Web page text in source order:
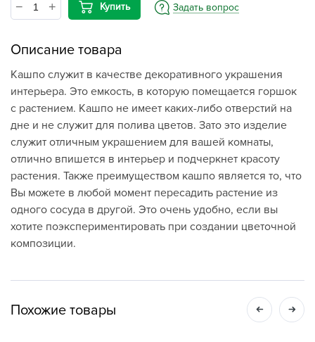
Купить Задать вопрос
Описание товара
Кашпо служит в качестве декоративного украшения
интерьера. Это емкость, в которую помещается горшок
с растением. Кашпо не имеет каких-либо отверстий на
дне и не служит для полива цветов. Зато это изделие
служит отличным украшением для вашей комнаты,
отлично впишется в интерьер и подчеркнет красоту
растения. Также преимуществом кашпо является то, что
Вы можете в любой момент пересадить растение из
одного сосуда в другой. Это очень удобно, если вы
хотите поэкспериментировать при создании цветочной
композиции.
Похожие товары